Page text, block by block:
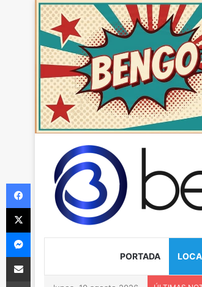
PORTADA
Facebook
X
Messenger
Compartir via Email